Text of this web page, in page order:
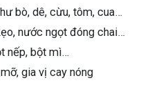
bò, dê, cừu, tôm, cua…
nước ngọt đóng chai…
nếp, bột mì…
gia vị cay nóng